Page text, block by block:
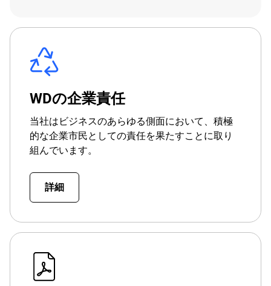
WDの企業責任
当社はビジネスのあらゆる側面において、積極
的な企業市民としての責任を果たすことに取り
組んでいます。
詳細